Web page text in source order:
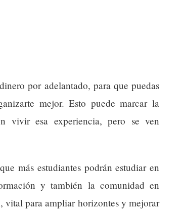
por adelantado, para que puedas
mejor. Esto puede marcar la
vivir esa experiencia, pero se ven
más estudiantes podrán estudiar en
y también la comunidad en
vital para ampliar horizontes y mejorar